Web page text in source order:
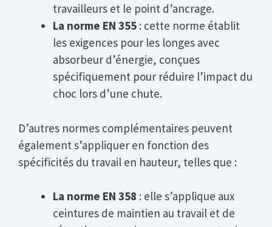
travailleurs et le point d’ancrage.
La norme EN 355 : cette norme établit
les exigences pour les longes avec
absorbeur d’énergie, conçues
spécifiquement pour réduire l’impact du
choc lors d’une chute.
D’autres normes complémentaires peuvent
également s’appliquer en fonction des
spécificités du travail en hauteur, telles que :
La norme EN 358 : elle s’applique aux
ceintures de maintien au travail et de